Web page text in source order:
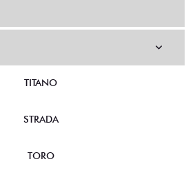
TITANO
STRADA
TORO